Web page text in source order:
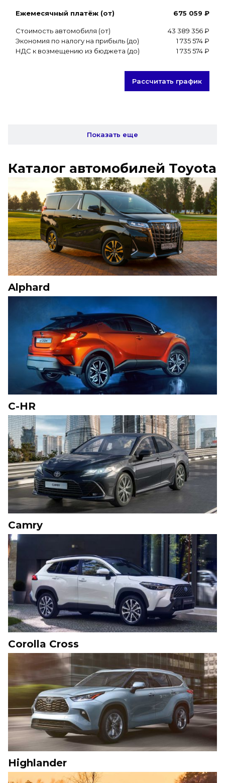
Ежемесячный платёж (от) 675 059 ₽
Стоимость автомобиля (от)
43 389 356 ₽
Экономия по налогу на прибыль (до)
1 735 574 ₽
НДС к возмещению из бюджета (до)
1 735 574 ₽
Рассчитать график
Показать еще
Каталог автомобилей Toyota
Alphard
C-HR
Camry
Corolla Cross
Highlander